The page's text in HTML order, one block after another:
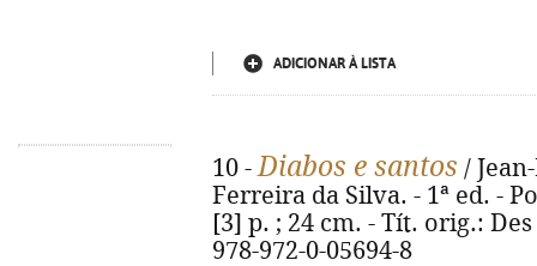
ADICIONAR À LISTA
10 -Diabos e santos /
Ferreira da Silva. - 1ª ed. -
[3] p. ; 24 cm. - Tít. orig.:
978-972-0-05694-8